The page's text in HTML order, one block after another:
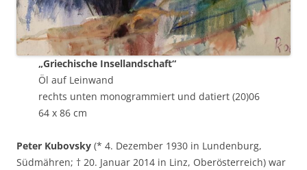
„Griechische Insellandschaft“
Öl auf Leinwand
rechts unten monogrammiert und datiert (20)06
64 x 86 cm
Peter Kubovsky (* 4. Dezember 1930 in Lundenburg,
Südmähren; † 20. Januar 2014 in Linz, Oberösterreich) war